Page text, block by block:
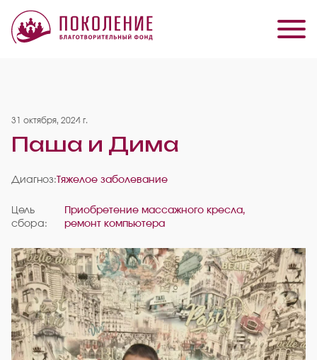
31 октября, 2024 г.
Паша и Дима
Диагноз: Тяжелое заболевание
Цель
сбора:
Приобретение массажного кресла,
ремонт компьютера